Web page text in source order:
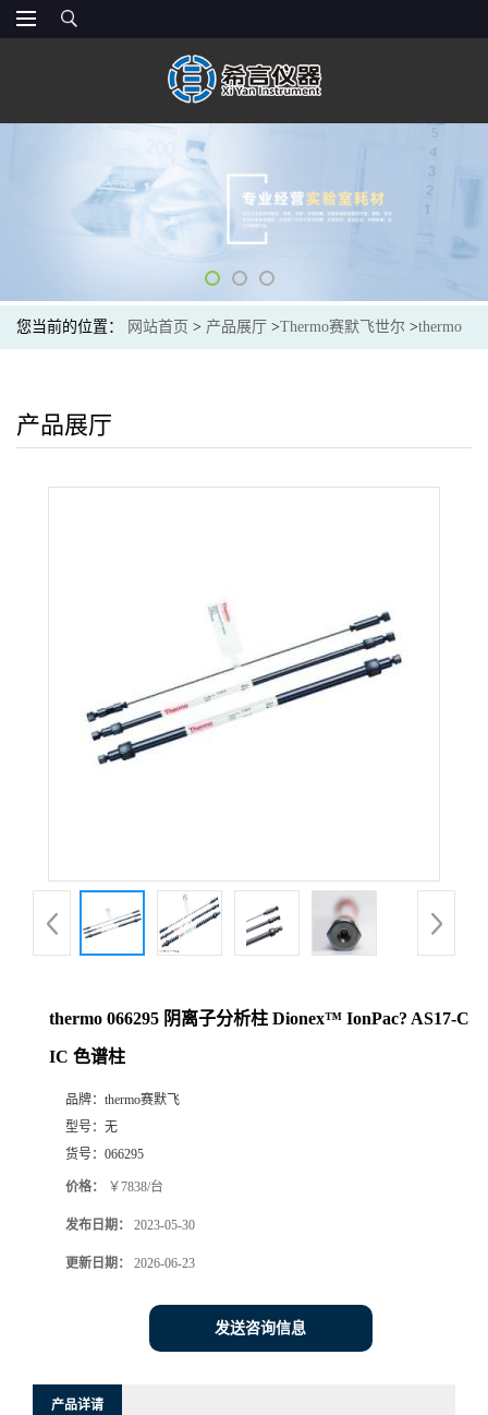
您当前的位置： 网站首页 > 产品展厅 >Thermo赛默飞世尔 >thermo
产品展厅
thermo 066295 阴离子分析柱 Dionex™ IonPac? AS17-C
IC 色谱柱
品牌： thermo赛默飞
型号： 无
货号： 066295
价格： ￥7838/台
发布日期： 2023-05-30
更新日期： 2026-06-23
发送咨询信息
产品详请